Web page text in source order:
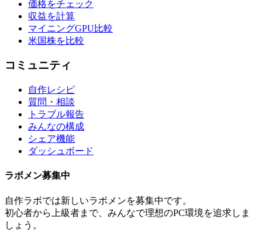
価格をチェック
収益を計算
マイニングGPU比較
米国株を比較
コミュニティ
自作レシピ
質問・相談
トラブル報告
みんなの構成
シェア機能
ダッシュボード
ラボメン募集中
自作ラボでは新しいラボメンを募集中です。
初心者から上級者まで、みんなで理想のPC環境を追求しま
しょう。